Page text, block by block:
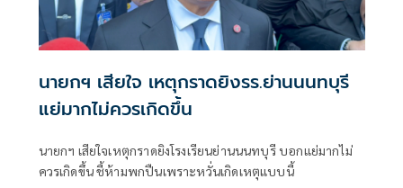
นายกฯ เสียใจ เหตุกราดยิงรร.ย่านนนทบุรี
แย่มากไม่ควรเกิดขึ้น
นายกฯ เสียใจเหตุกราดยิงโรงเรียนย่านนนทบุรี บอกแย่มากไม่
ควรเกิดขึ้น ชี้ห้ามพกปืนเพราะหวั่นเกิดเหตุแบบนี้